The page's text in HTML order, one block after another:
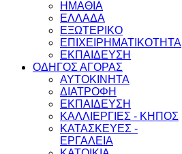
ΗΜΑΘΙΑ
ΕΛΛΑΔΑ
ΕΞΩΤΕΡΙΚΟ
ΕΠΙΧΕΙΡΗΜΑΤΙΚΟΤΗΤΑ
ΕΚΠΑΙΔΕΥΣΗ
ΟΔΗΓΟΣ ΑΓΟΡΑΣ
ΑΥΤΟΚΙΝΗΤΑ
ΔΙΑΤΡΟΦΗ
ΕΚΠΑΙΔΕΥΣΗ
ΚΑΛΛΙΕΡΓΙΕΣ - ΚΗΠΟΣ
ΚΑΤΑΣΚΕΥΕΣ -
ΕΡΓΑΛΕΙΑ